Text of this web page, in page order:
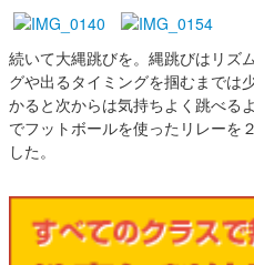
続いて大縄跳びを。縄跳びはリズ
グや出るタイミングを掴むまでは
かると次からは気持ちよく跳べる
でフットボールを使ったリレーを
した。